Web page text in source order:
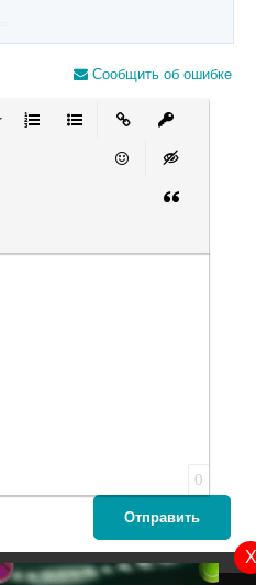
Сообщить об ошибке
Нумерованный список
Маркированный список
Вставить ссылку
Вставить
Вставить смайлик
Вставка
0
Отправить
X